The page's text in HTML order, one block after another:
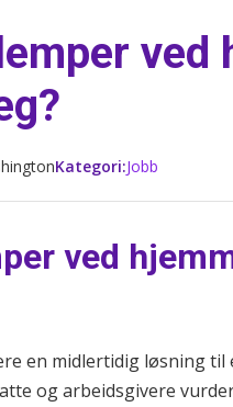
ved
Kategori:Jobb
ved
en midlertidig løsning til
og arbeidsgivere